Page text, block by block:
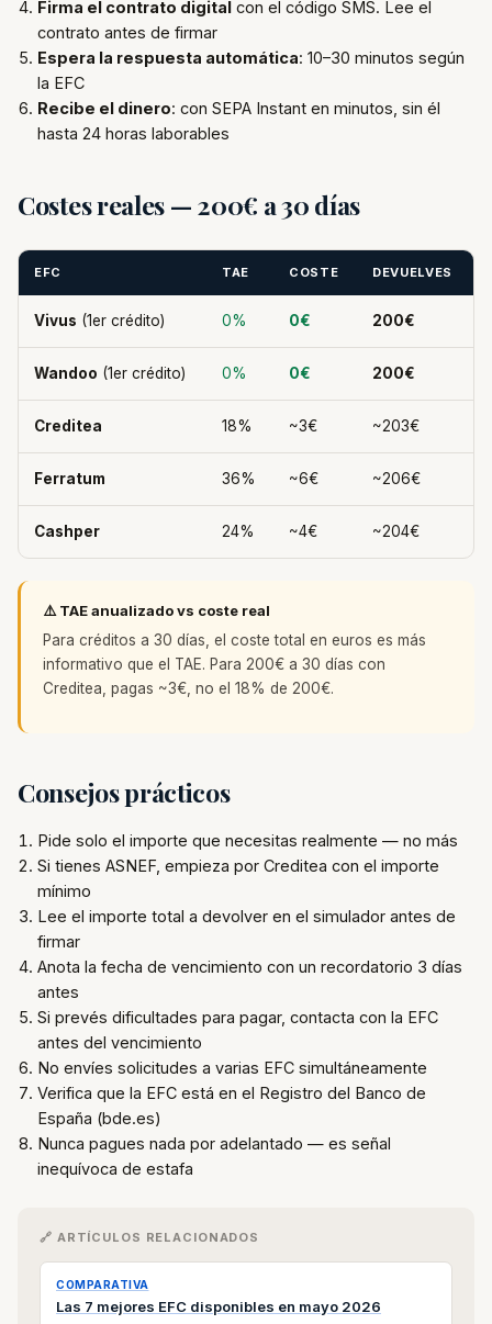
Firma el contrato digital con el código SMS. Lee el
contrato antes de firmar
Espera la respuesta automática: 10–30 minutos según
la EFC
Recibe el dinero: con SEPA Instant en minutos, sin él
hasta 24 horas laborables
Costes reales — 200€ a 30 días
EFC TAE COSTE DEVUELVES
Vivus (1er crédito) 0% 0€ 200€
Wandoo (1er crédito) 0% 0€ 200€
Creditea 18% ~3€ ~203€
Ferratum 36% ~6€ ~206€
Cashper 24% ~4€ ~204€
⚠️ TAE anualizado vs coste real
Para créditos a 30 días, el coste total en euros es más
informativo que el TAE. Para 200€ a 30 días con
Creditea, pagas ~3€, no el 18% de 200€.
Consejos prácticos
Pide solo el importe que necesitas realmente — no más
Si tienes ASNEF, empieza por Creditea con el importe
mínimo
Lee el importe total a devolver en el simulador antes de
firmar
Anota la fecha de vencimiento con un recordatorio 3 días
antes
Si prevés dificultades para pagar, contacta con la EFC
antes del vencimiento
No envíes solicitudes a varias EFC simultáneamente
Verifica que la EFC está en el Registro del Banco de
España (bde.es)
Nunca pagues nada por adelantado — es señal
inequívoca de estafa
🔗 ARTÍCULOS RELACIONADOS
COMPARATIVA
Las 7 mejores EFC disponibles en mayo 2026